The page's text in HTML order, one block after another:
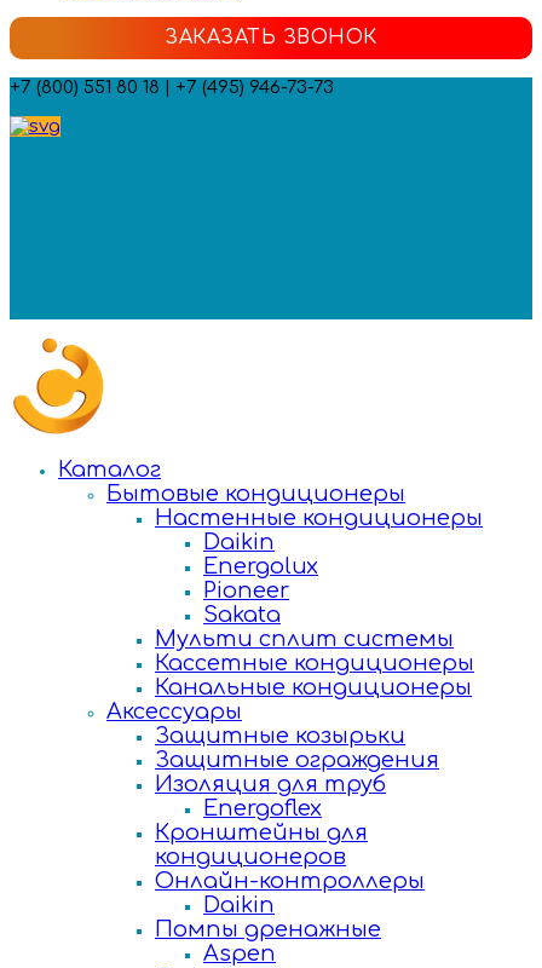
ЗАКАЗАТЬ ЗВОНОК
+7 (800) 551 80 18 | +7 (495) 946-73-73
Каталог
Бытовые кондиционеры
Настенные кондиционеры
Daikin
Energolux
Pioneer
Sakata
Мульти сплит системы
Кассетные кондиционеры
Канальные кондиционеры
Аксессуары
Защитные козырьки
Защитные ограждения
Изоляция для труб
Energoflex
Кронштейны для
кондиционеров
Онлайн-контроллеры
Daikin
Помпы дренажные
Aspen